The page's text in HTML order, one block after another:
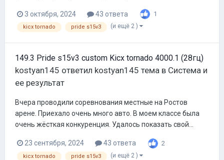
3 октября, 2024 43 ответа 1
kicx tornado pride s15v3 (и ещё 2 )
149.3 Pride s15v3 custom Kicx tornado 4000.1 (28гц)
kostyan145 ответил kostyan145 тема в Система и
ее результат
Вчера проводили соревнования местные на Ростов
арене. Приехало очень много авто. В моем классе была
очень жёсткая конкуренция. Удалось показать свой...
23 сентября, 2024 43 ответа 2
kicx tornado pride s15v3 (и ещё 2 )